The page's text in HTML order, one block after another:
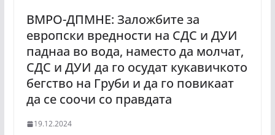
ВМРО-ДПМНЕ: Заложбите за
европски вредности на СДС и ДУИ
паднаа во вода, наместо да молчат,
СДС и ДУИ да го осудат кукавичкото
бегство на Груби и да го повикаат
да се соочи со правдата
19.12.2024